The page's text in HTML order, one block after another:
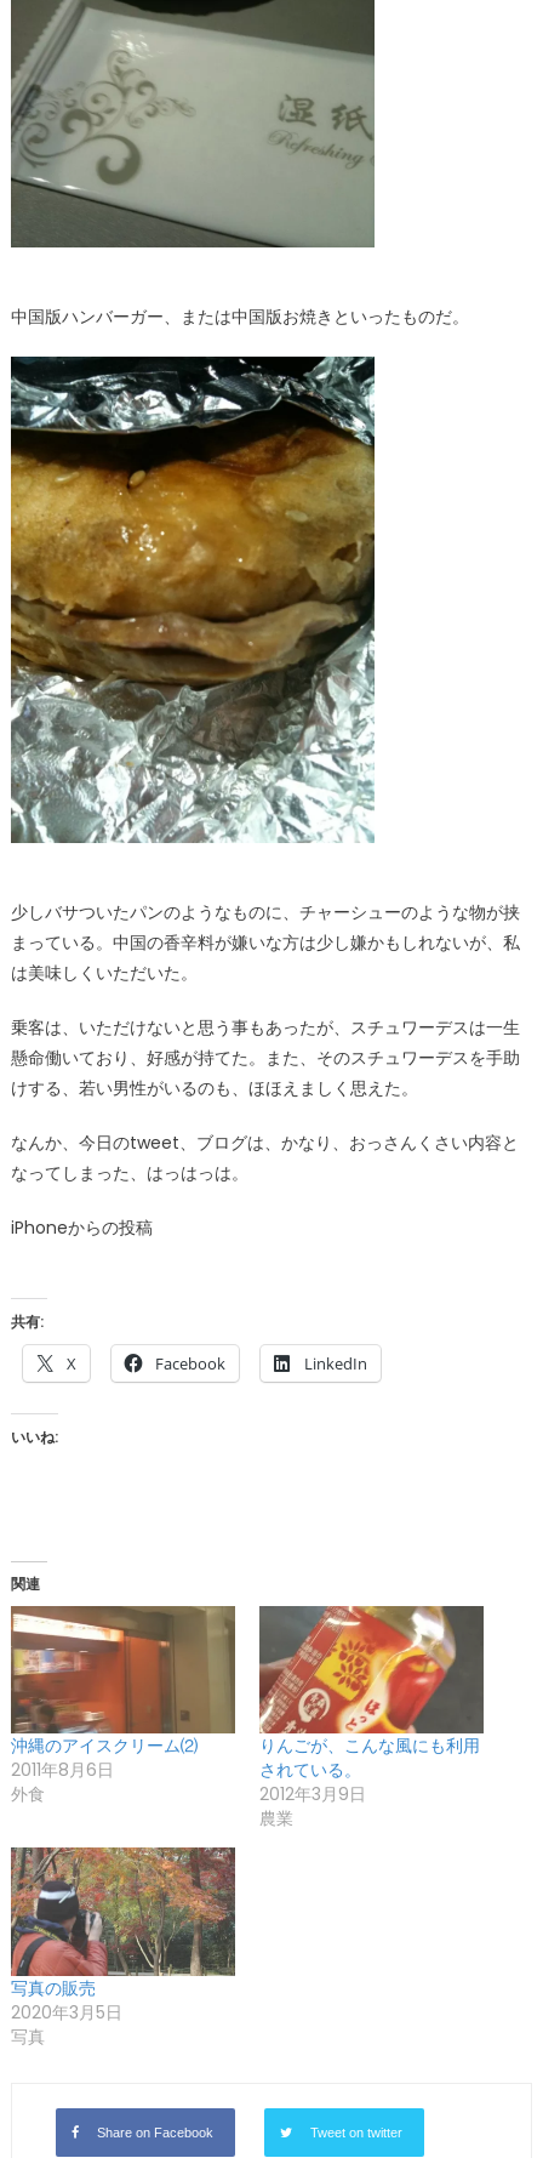
中国版ハンバーガー、または中国版お焼きといったものだ。
少しバサついたパンのようなものに、チャーシューのような物が挟
まっている。中国の香辛料が嫌いな方は少し嫌かもしれないが、私
は美味しくいただいた。
乗客は、いただけないと思う事もあったが、スチュワーデスは一生
懸命働いており、好感が持てた。また、そのスチュワーデスを手助
けする、若い男性がいるのも、ほほえましく思えた。
なんか、今日のtweet、ブログは、かなり、おっさんくさい内容と
なってしまった、はっはっは。
iPhoneからの投稿
共有:
X Facebook LinkedIn
いいね:
関連
沖縄のアイスクリーム⑵
2011年8月6日
外食
りんごが、こんな風にも利用
されている。
2012年3月9日
農業
写真の販売
2020年3月5日
写真
Share on Facebook Tweet on twitter